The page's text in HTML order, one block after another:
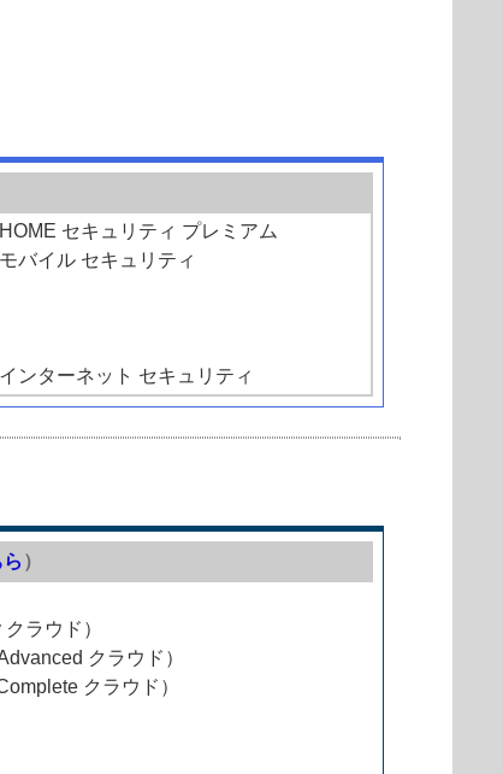
セキュリティ プレミアム
バイル セキュリティ
ンターネット セキュリティ
）
ラウド）
クラウド）
クラウド）